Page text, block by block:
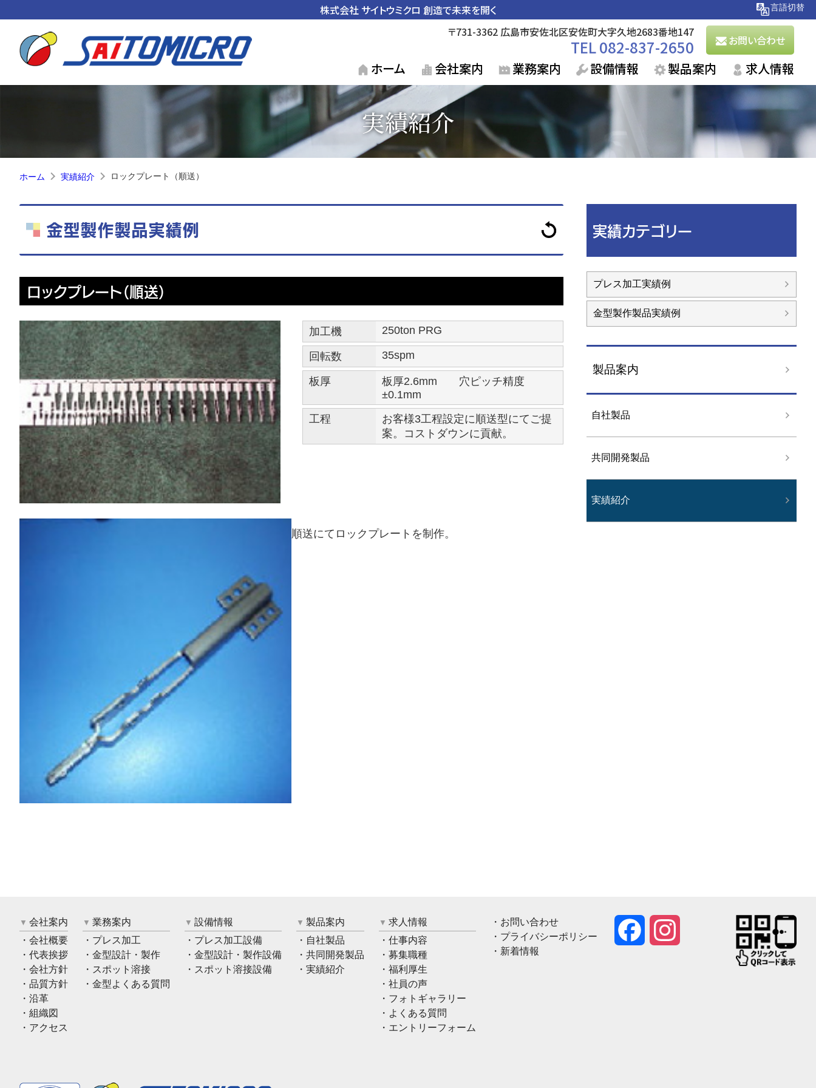
株式会社 サイトウミクロ 創造で未来を開く
〒731-3362 広島市安佐北区安佐町大字久地2683番地147
TEL 082-837-2650 お問い合わせ
ホーム 会社案内 業務案内 設備情報 製品案内 求人情報
実績紹介
ホーム 実績紹介 ロックプレート（順送）
金型製作製品実績例
ロックプレート（順送）
加工機 250ton PRG
回転数 35spm
板厚
板厚2.6mm 穴ピッチ精度
±0.1mm
工程
お客様3工程設定に順送型にてご提
案。コストダウンに貢献。
順送にてロックプレートを制作。
実績カテゴリー
プレス加工実績例
金型製作製品実績例
製品案内
自社製品
共同開発製品
実績紹介
会社案内
会社概要
代表挨拶
会社方針
品質方針
沿革
組織図
アクセス
業務案内
プレス加工
金型設計・製作
スポット溶接
金型よくある質問
設備情報
プレス加工設備
金型設計・製作設備
スポット溶接設備
製品案内
自社製品
共同開発製品
実績紹介
求人情報
仕事内容
募集職種
福利厚生
社員の声
フォトギャラリー
よくある質問
エントリーフォーム
お問い合わせ
プライバシーポリシー
新着情報
Facebook